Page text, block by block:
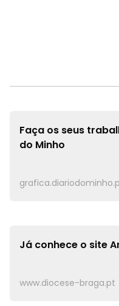
Faça os seus
do Minho
Já conhece o site
www.diocese-braga.pt